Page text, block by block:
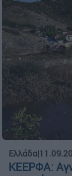
Ελλάδα|
ΚΕΕΡΦΑ: